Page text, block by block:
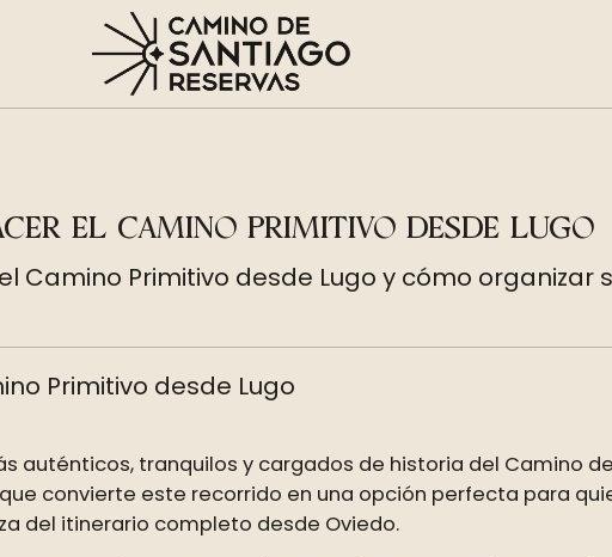
EL CAMINO PRIMITIVO DESDE LUGO
Camino Primitivo desde Lugo y cómo organizar
Primitivo desde Lugo
auténticos, tranquilos y cargados de historia del Camino
convierte este recorrido en una opción perfecta para
del itinerario completo desde Oviedo.